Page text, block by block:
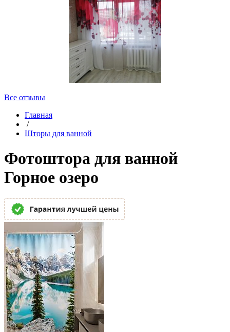
Все отзывы
Главная
/
Шторы для ванной
Фотоштора для ванной
Горное озеро